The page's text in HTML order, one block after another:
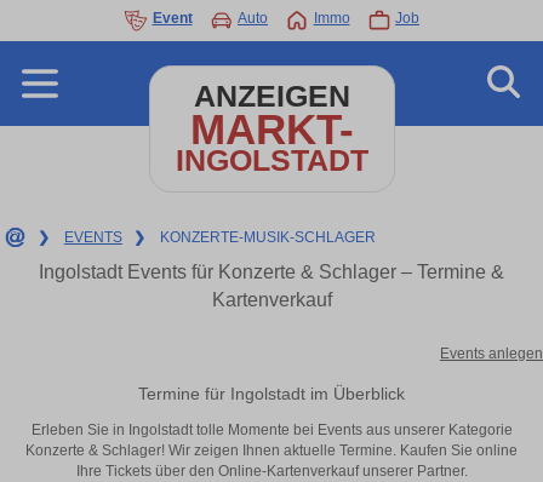
Event Auto Immo Job
ANZEIGEN
MARKT-
INGOLSTADT
❯ EVENTS ❯ KONZERTE-MUSIK-SCHLAGER
Ingolstadt Events für Konzerte & Schlager – Termine &
Kartenverkauf
Events anlegen
Termine für Ingolstadt im Überblick
Erleben Sie in Ingolstadt tolle Momente bei Events aus unserer Kategorie
Konzerte & Schlager! Wir zeigen Ihnen aktuelle Termine. Kaufen Sie online
Ihre Tickets über den Online-Kartenverkauf unserer Partner.